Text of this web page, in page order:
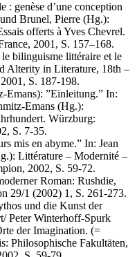
: genèse d’une conception
Brunel, Pierre (Hg.):
offerts à Yves Chevrel.
2001, S. 157–168.
bilinguisme littéraire et le
Alterity in Literature, 18th –
S. 187-198.
Emans): ”Einleitung.” In:
Emans (Hg.):
Würzburg:
S. 7-35.
mis en abyme.” In: Jean
Littérature – Modernité –
2002, S. 59-72.
Roman: Rushdie,
29/1 (2002) 1, S. 261-273.
und die Kunst der
Peter Winterhoff-Spurk
der Imagination. (=
Philosophische Fakultäten,